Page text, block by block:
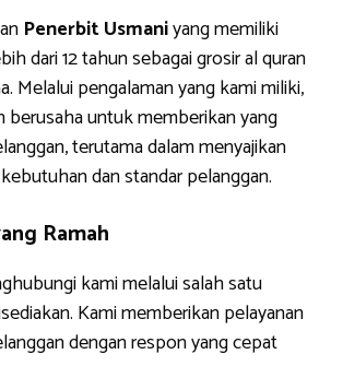
Penerbit Usmaniyang memiliki
dari 12 tahun sebagai grosir al quran
Melalui pengalaman yang kami miliki,
berusaha untuk memberikan yang
terutama dalam menyajikan
dan standar pelanggan.
Ramah
kami melalui salah satu
Kami memberikan pelayanan
dengan respon yang cepat